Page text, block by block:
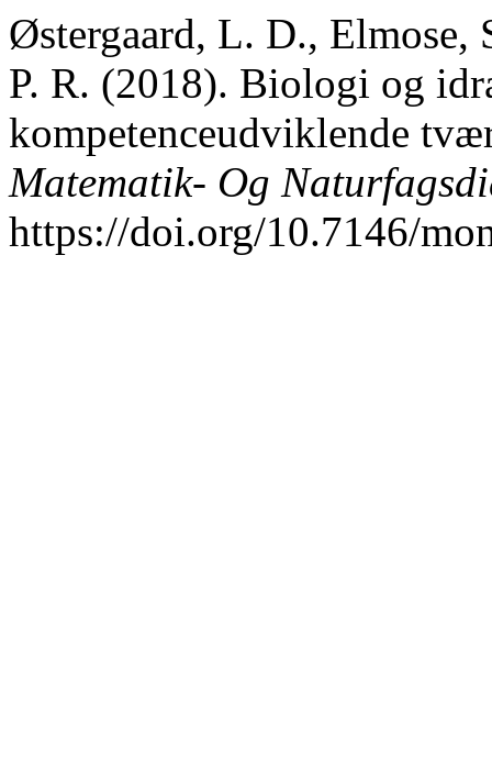
Østergaard, L. D.,
P. R. (2018). Biologi og
kompetenceudviklende
Matematik- Og
https://doi.org/10.7146/